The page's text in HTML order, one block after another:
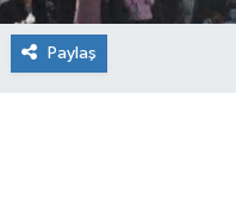
Paylaş